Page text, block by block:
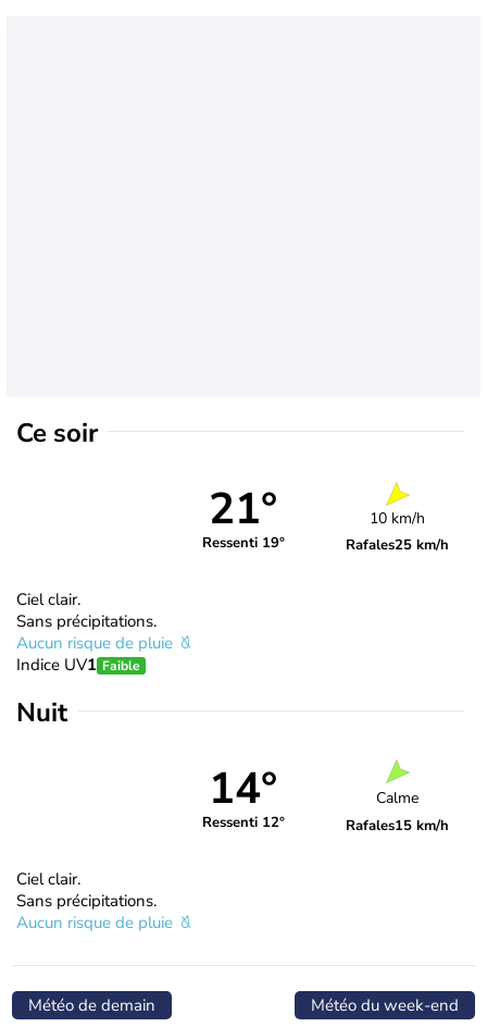
Ce soir
21°
Ressenti 19°
10 km/h
Rafales25 km/h
Ciel clair.
Sans précipitations.
Aucun risque de pluie
Indice UV1 Faible
Nuit
14°
Ressenti 12°
Calme
Rafales15 km/h
Ciel clair.
Sans précipitations.
Aucun risque de pluie
Météo de demain Météo du week-end